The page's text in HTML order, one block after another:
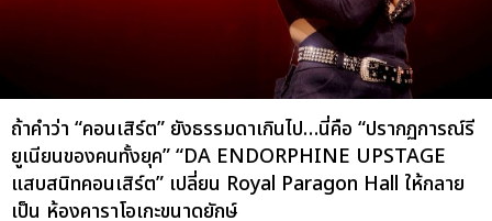
ถ้าคำว่า “คอนเสิร์ต” ยังธรรมดาเกินไป…นี่คือ “ปรากฏการณ์รี
ยูเนียนของคนทั้งยุค” “DA ENDORPHINE UPSTAGE
แสบสนิทคอนเสิร์ต” เปลี่ยน Royal Paragon Hall ให้กลาย
เป็น ห้องคาราโอเกะขนาดยักษ์